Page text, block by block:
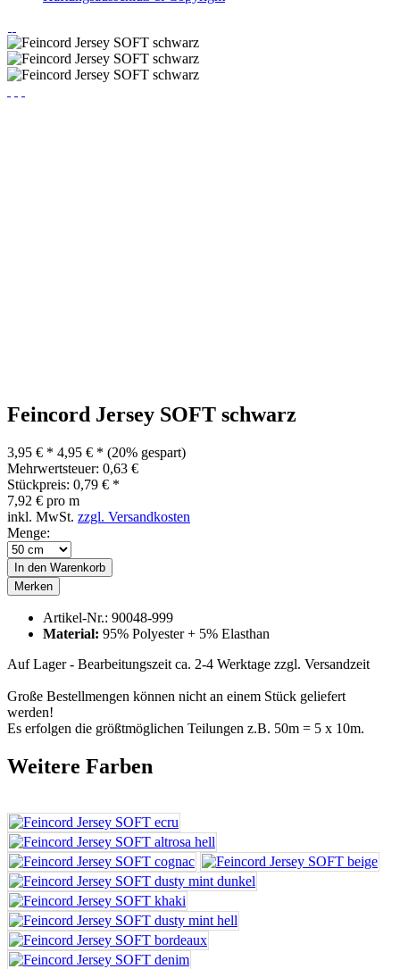
Feincord Jersey SOFT schwarz
3,95 € * 4,95 € * (20% gespart)
Mehrwertsteuer: 0,63 €
Stückpreis: 0,79 € *
7,92 € pro m
inkl. MwSt. zzgl. Versandkosten
Menge:
In den Warenkorb
Merken
Artikel-Nr.: 90048-999
Material: 95% Polyester + 5% Elasthan
Auf Lager - Bearbeitungszeit ca. 2-4 Werktage zzgl. Versandzeit
Große Bestellmengen können nicht an einem Stück geliefert
werden!
Es erfolgen die größtmöglichen Teilungen z.B. 50m = 5 x 10m.
Weitere Farben